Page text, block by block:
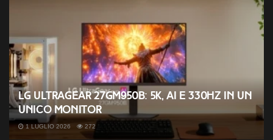
LG UltraGear 27GM950B: 5K, AI e 330Hz in un
unico monitor
1 LUGLIO 2026 272